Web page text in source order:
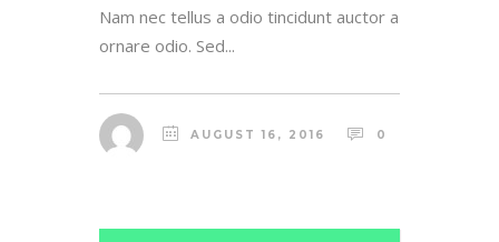
Nam nec tellus a odio tincidunt auctor a
ornare odio. Sed...
AUGUST 16, 2016 0